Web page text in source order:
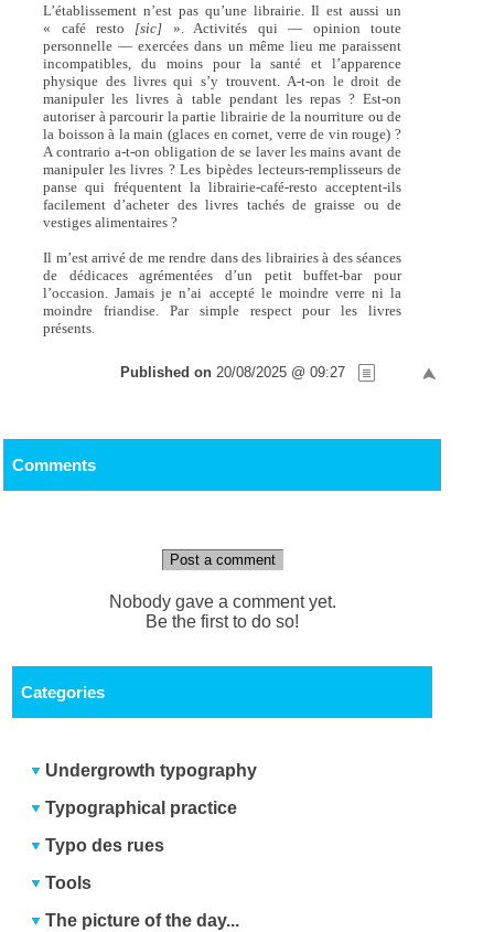
L’établissement n’est pas qu’une librairie. Il est aussi un
« café resto [sic] ». Activités qui — opinion toute
personnelle — exercées dans un même lieu me paraissent
incompatibles, du moins pour la santé et l’apparence
physique des livres qui s’y trouvent. A-t-on le droit de
manipuler les livres à table pendant les repas ? Est-on
autoriser à parcourir la partie librairie de la nourriture ou de
la boisson à la main (glaces en cornet, verre de vin rouge) ?
A contrario a-t-on obligation de se laver les mains avant de
manipuler les livres ? Les bipèdes lecteurs-remplisseurs de
panse qui fréquentent la librairie-café-resto acceptent-ils
facilement d’acheter des livres tachés de graisse ou de
vestiges alimentaires ?
Il m’est arrivé de me rendre dans des librairies à des séances
de dédicaces agrémentées d’un petit buffet-bar pour
l’occasion. Jamais je n’ai accepté le moindre verre ni la
moindre friandise. Par simple respect pour les livres
présents.
Published on 20/08/2025 @ 09:27
Comments
Post a comment
Nobody gave a comment yet.
Be the first to do so!
Categories
Undergrowth typography
Typographical practice
Typo des rues
Tools
The picture of the day...